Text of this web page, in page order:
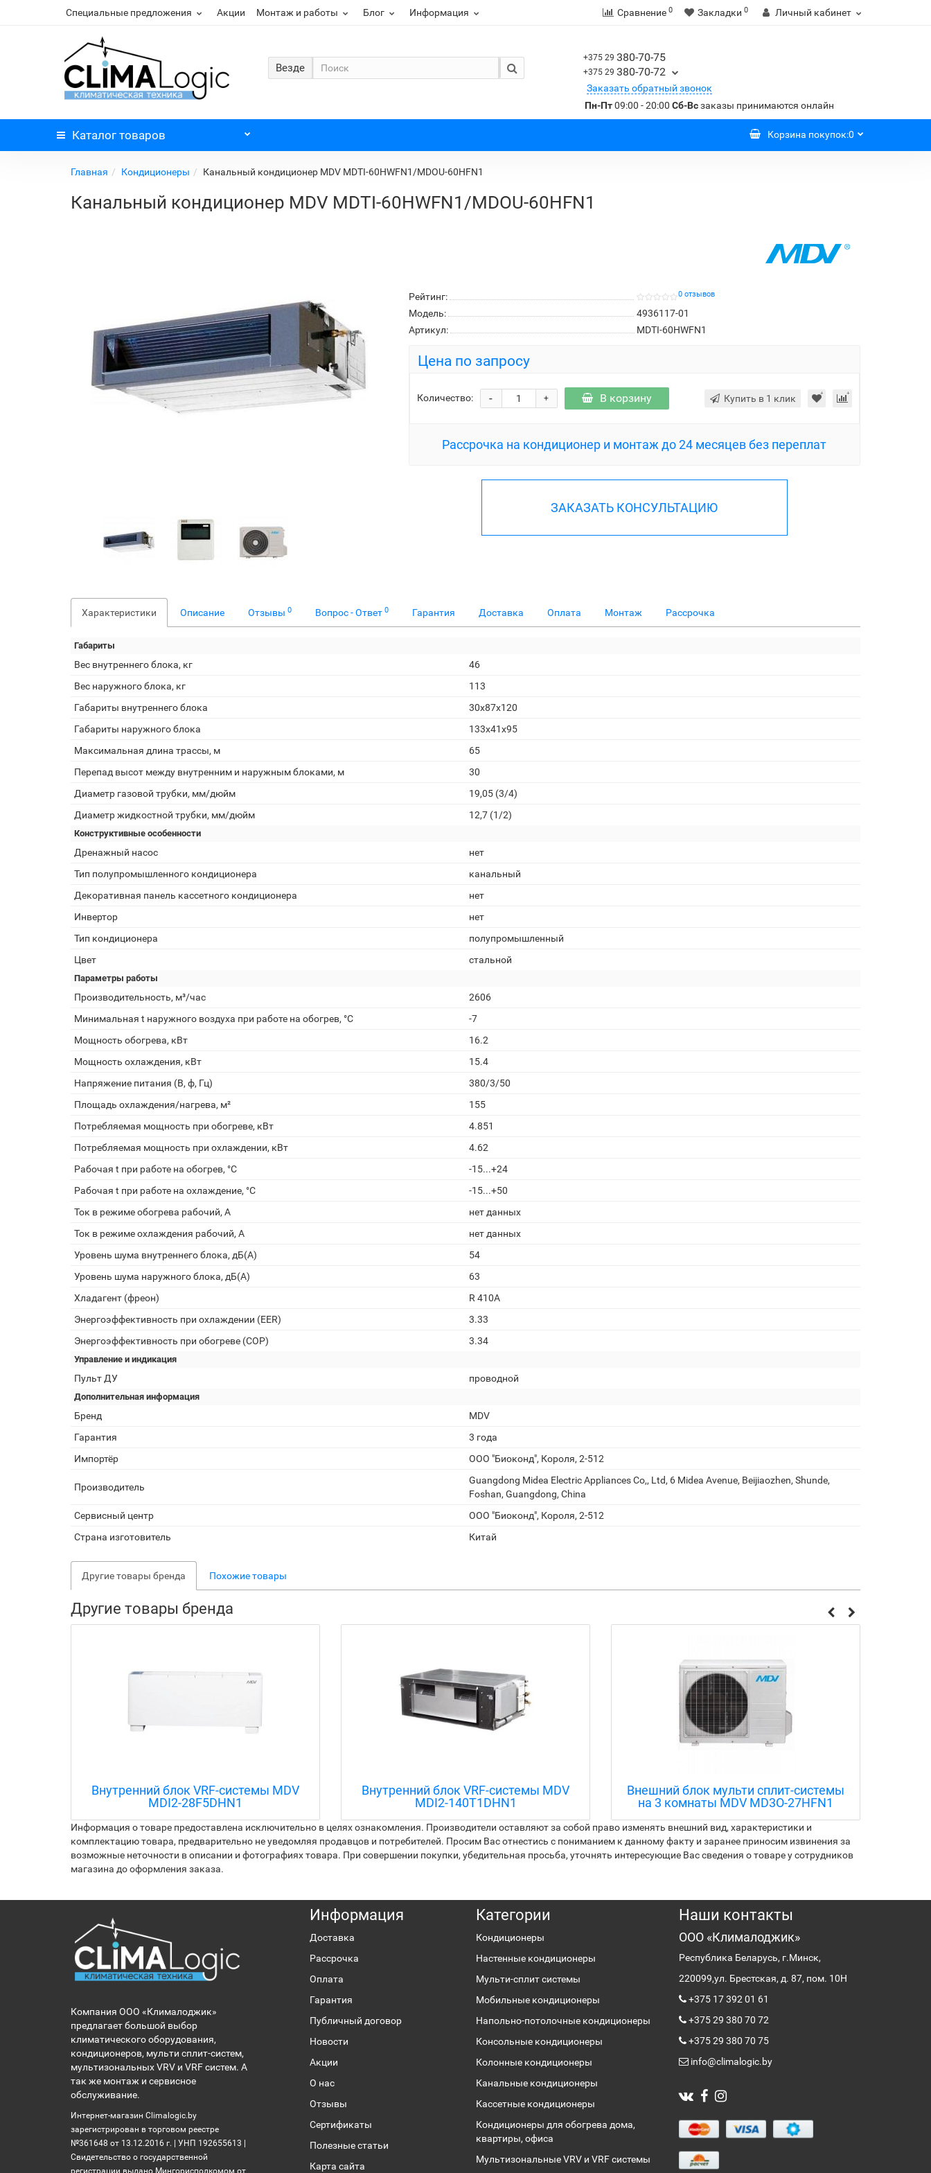
Специальные предложения Акции Монтаж и работы Блог Информация Сравнение 0 Закладки 0 Личный кабинет
Везде
+375 29 380-70-75
+375 29 380-70-72
Заказать обратный звонок
Пн-Пт09:00 - 20:00 Сб-Всзаказы принимаются онлайн
Каталог товаров Корзина покупок:0
Главная Кондиционеры Канальный кондиционер MDV MDTI-60HWFN1/MDOU-60HFN1
Канальный кондиционер MDV MDTI-60HWFN1/MDOU-60HFN1
Рейтинг: 0 отзывов
Модель:
4936117-01
Артикул:
MDTI-60HWFN1
Цена по запросу
Количество: +
- В корзину Купить в 1 клик
Рассрочка на кондиционер и монтаж до 24 месяцев без переплат
ЗАКАЗАТЬ КОНСУЛЬТАЦИЮ
Характеристики Описание Отзывы 0 Вопрос - Ответ 0 Гарантия Доставка Оплата Монтаж Рассрочка
Габариты
Вес внутреннего блока, кг
46
Вес наружного блока, кг
113
Габариты внутреннего блока
30x87x120
Габариты наружного блока
133x41x95
Максимальная длина трассы, м
65
Перепад высот между внутренним и наружным блоками, м
30
Диаметр газовой трубки, мм/дюйм
19,05 (3/4)
Диаметр жидкостной трубки, мм/дюйм
12,7 (1/2)
Конструктивные особенности
Дренажный насос
нет
Тип полупромышленного кондиционера
канальный
Декоративная панель кассетного кондиционера
нет
Инвертор
нет
Тип кондиционера
полупромышленный
Цвет
стальной
Параметры работы
Производительность, м³/час
2606
Минимальная t наружного воздуха при работе на обогрев, °С
-7
Мощность обогрева, кВт
16.2
Мощность охлаждения, кВт
15.4
Напряжение питания (В, ф, Гц)
380/3/50
Площадь охлаждения/нагрева, м²
155
Потребляемая мощность при обогреве, кВт
4.851
Потребляемая мощность при охлаждении, кВт
4.62
Рабочая t при работе на обогрев, °С
-15...+24
Рабочая t при работе на охлаждение, °С
-15...+50
Ток в режиме обогрева рабочий, А
нет данных
Ток в режиме охлаждения рабочий, А
нет данных
Уровень шума внутреннего блока, дБ(А)
54
Уровень шума наружного блока, дБ(А)
63
Хладагент (фреон)
R 410A
Энергоэффективность при охлаждении (EER)
3.33
Энергоэффективность при обогреве (COP)
3.34
Управление и индикация
Пульт ДУ проводной
Дополнительная информация
Бренд
MDV
Гарантия
3 года
Импортёр
ООО "Биоконд", Короля, 2-512
Производитель
Guangdong Midea Electric Appliances Co,, Ltd, 6 Midea Avenue, Beijiaozhen, Shunde,
Foshan, Guangdong, China
Сервисный центр
ООО "Биоконд", Короля, 2-512
Страна изготовитель
Китай
Другие товары бренда Похожие товары
Другие товары бренда
Внутренний блок VRF-системы MDV
MDI2-140T1DHN1
Внешний блок мульти сплит-системы
на 3 комнаты MDV MD3O-27HFN1
Внутренний блок VRF-системы MDV
MDI-45G/DHN1-M
Информация о товаре предоставлена исключительно в целях ознакомления. Производители оставляют за собой право изменять внешний вид, характеристики и
комплектацию товара, предварительно не уведомляя продавцов и потребителей. Просим Вас отнестись с пониманием к данному факту и заранее приносим извинения за
возможные неточности в описании и фотографиях товара. При совершении покупки, убедительная просьба, уточнять интересующие Вас сведения о товаре у сотрудников
магазина до оформления заказа.
Компания ООО «Клималоджик»
предлагает большой выбор
климатического оборудования,
кондиционеров, мульти сплит-систем,
мультизональных VRV и VRF систем. А
так же монтаж и сервисное
обслуживание.
Интернет-магазин Climalogic.by
зарегистрирован в торговом реестре
№361648 от 13.12.2016 г. | УНП 192655613 |
Свидетельство о государственной
регистрации выдано Мингорисполкомом от
Информация
Доставка
Рассрочка
Оплата
Гарантия
Публичный договор
Новости
Акции
О нас
Отзывы
Сертификаты
Полезные статьи
Карта сайта
Категории
Кондиционеры
Настенные кондиционеры
Мульти-сплит системы
Мобильные кондиционеры
Напольно-потолочные кондиционеры
Консольные кондиционеры
Колонные кондиционеры
Канальные кондиционеры
Кассетные кондиционеры
Кондиционеры для обогрева дома,
квартиры, офиса
Мультизональные VRV и VRF системы
Наши контакты
ООО «Клималоджик»
Республика Беларусь, г.Минск,
220099,ул. Брестская, д. 87, пом. 10Н
+375 17 392 01 61
+375 29 380 70 72
+375 29 380 70 75
info@climalogic.by